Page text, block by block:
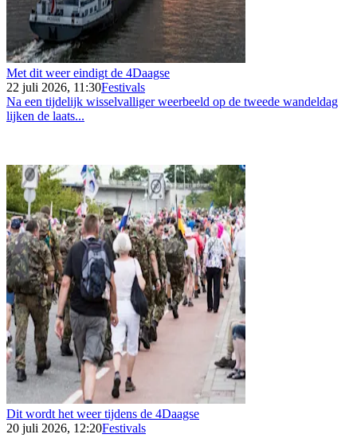
Met dit weer eindigt de 4Daagse
22 juli 2026, 11:30Festivals
Na een tijdelijk wisselvalliger weerbeeld op de tweede wandeldag
lijken de laats...
Dit wordt het weer tijdens de 4Daagse
20 juli 2026, 12:20Festivals